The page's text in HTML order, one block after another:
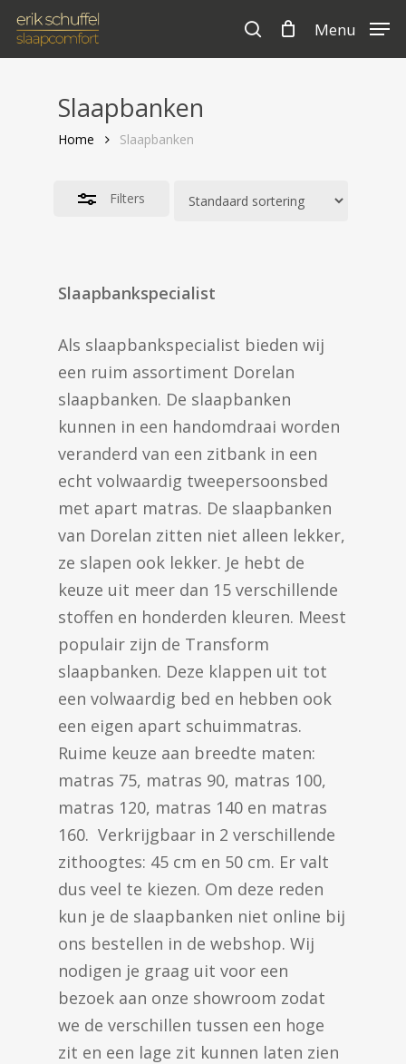
Skip
content
search
Menu
Cart Close
Cart
Slaapbanken
Home Slaapbanken
Filters
Slaapbankspecialist
Als slaapbankspecialist bieden wij
een ruim assortiment Dorelan
slaapbanken. De slaapbanken
kunnen in een handomdraai worden
veranderd van een zitbank in een
echt volwaardig tweepersoonsbed
met apart matras. De slaapbanken
van Dorelan zitten niet alleen lekker,
ze slapen ook lekker. Je hebt de
keuze uit meer dan 15 verschillende
stoffen en honderden kleuren. Meest
populair zijn de Transform
slaapbanken. Deze klappen uit tot
een volwaardig bed en hebben ook
een eigen apart schuimmatras.
Ruime keuze aan breedte maten:
matras 75, matras 90, matras 100,
matras 120, matras 140 en matras
160. Verkrijgbaar in 2 verschillende
zithoogtes: 45 cm en 50 cm. Er valt
dus veel te kiezen. Om deze reden
kun je de slaapbanken niet online bij
ons bestellen in de webshop. Wij
nodigen je graag uit voor een
bezoek aan onze showroom zodat
we de verschillen tussen een hoge
zit en een lage zit kunnen laten zien